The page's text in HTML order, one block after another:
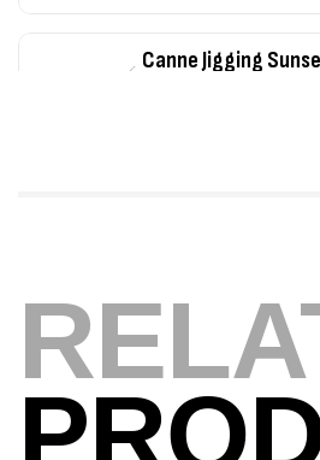
Canne Jigging
Bagagerie
د.ت
د.ت
Volant 3 Branches